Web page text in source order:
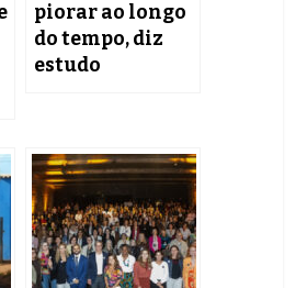
piorar ao longo
do tempo, diz
estudo